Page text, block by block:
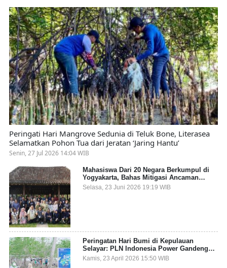
Peringati Hari Mangrove Sedunia di Teluk Bone, Literasea
Selamatkan Pohon Tua dari Jeratan ‘Jaring Hantu’
Senin, 27 Jul 2026 14:04 WIB
Mahasiswa Dari 20 Negara Berkumpul di
Yogyakarta, Bahas Mitigasi Ancaman
Kesehatan Global
Selasa, 23 Juni 2026 19:19 WIB
Peringatan Hari Bumi di Kepulauan
Selayar: PLN Indonesia Power Gandeng
Pemda dan Komunitas, Giatkan Restorasi
Mangrove
Kamis, 23 April 2026 15:50 WIB